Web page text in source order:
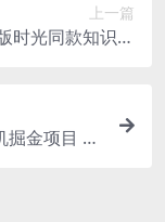
上一篇
时光同款知识付
掘金项目 支